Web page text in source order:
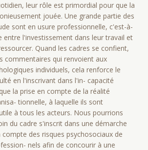
leur rôle est primordial pour que la
jouée. Une grande partie des
sont en usure professionnelle, c'est-à-
entre l'investissement dans leur travail et
Quand les cadres se confient,
commentaires qui renvoient aux
individuels, cela renforce le
en l'inscrivant dans l'in- capacité
la prise en compte de la réalité
tionnelle, à laquelle ils sont
à tous les acteurs. Nous pourrions
du cadre s'inscrit dans une démarche
compte des risques psychosociaux de
nels afin de concourir à une